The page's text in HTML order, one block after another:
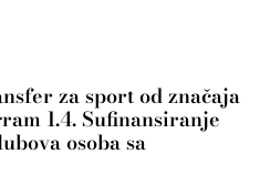
za sport od značaja
1.4. Sufinansiranje
osoba sa